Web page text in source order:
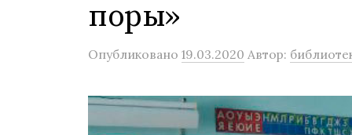
поры»
Опубликовано 19.03.2020 Автор: